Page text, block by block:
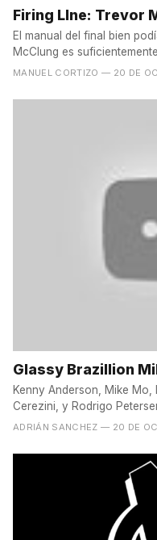
Firing LIne: Trevor
El manual del final bien
McClung es
MANUEL CORTIZO — 20 DE
Glassy Brazillion
Kenny Anderson, Mike
Cerezini, y Rodrigo
ADRIÁN SANCHEZ — 20 DE